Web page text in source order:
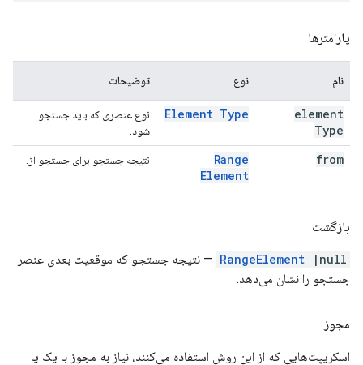
پارامترها
نام نوع توضیحات
element
Type
Element Type
نوع عنصری که باید جستجو
شود.
from
Range
Element
نتیجه جستجو برای جستجو از.
بازگشت
RangeElement |null
— نتیجه جستجو که موقعیت بعدی عنصر
جستجو را نشان می‌دهد.
مجوز
اسکریپت‌هایی که از این روش استفاده می‌کنند، نیاز به مجوز با یک یا